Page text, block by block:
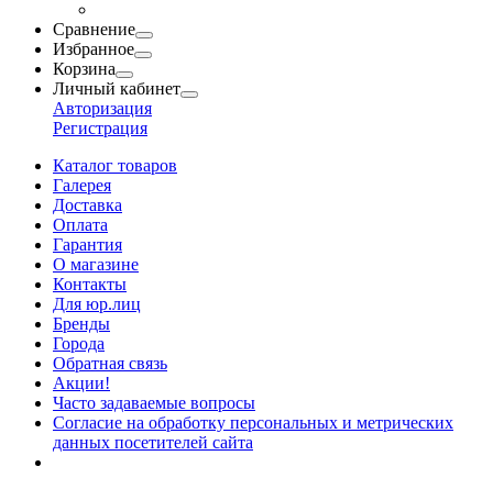
Сравнение
Избранное
Корзина
Личный кабинет
Авторизация
Регистрация
Каталог товаров
Галерея
Доставка
Оплата
Гарантия
О магазине
Контакты
Для юр.лиц
Бренды
Города
Обратная связь
Акции!
Часто задаваемые вопросы
Согласие на обработку персональных и метрических
данных посетителей сайта